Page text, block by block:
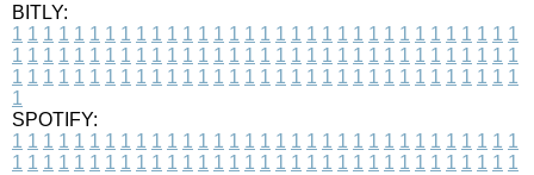
BITLY:
1 1 1 1 1 1 1 1 1 1 1 1 1 1 1 1 1 1 1 1 1 1 1 1 1 1 1 1 1 1 1 1 1
1 1 1 1 1 1 1 1 1 1 1 1 1 1 1 1 1 1 1 1 1 1 1 1 1 1 1 1 1 1 1 1 1
1 1 1 1 1 1 1 1 1 1 1 1 1 1 1 1 1 1 1 1 1 1 1 1 1 1 1 1 1 1 1 1 1
1
SPOTIFY:
1 1 1 1 1 1 1 1 1 1 1 1 1 1 1 1 1 1 1 1 1 1 1 1 1 1 1 1 1 1 1 1 1
1 1 1 1 1 1 1 1 1 1 1 1 1 1 1 1 1 1 1 1 1 1 1 1 1 1 1 1 1 1 1 1 1